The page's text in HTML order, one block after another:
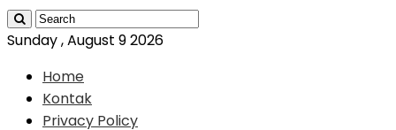
Sunday , August 9 2026
Home
Kontak
Privacy Policy